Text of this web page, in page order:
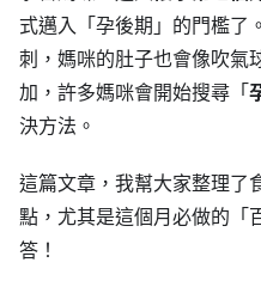
式邁入「孕後期」的門檻了
刺，媽咪的肚子也會像吹氣
加，許多媽咪會開始搜尋「
決方法。
這篇文章，我幫大家整理了
點，尤其是這個月必做的「
答！